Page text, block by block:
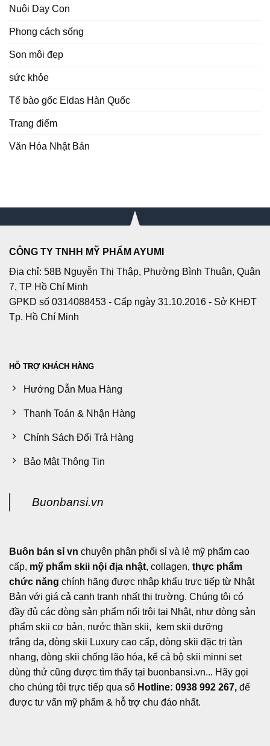
Nuôi Dạy Con
Phong cách sống
Son môi đẹp
sức khỏe
Tế bào gốc Eldas Hàn Quốc
Trang điểm
Văn Hóa Nhật Bản
CÔNG TY TNHH MỸ PHẨM AYUMI
Địa chỉ: 58B Nguyễn Thị Thập, Phường Bình Thuận, Quận
7, TP Hồ Chí Minh
GPKD số 0314088453 - Cấp ngày 31.10.2016 - Sở KHĐT
Tp. Hồ Chí Minh
HỖ TRỢ KHÁCH HÀNG
Hướng Dẫn Mua Hàng
Thanh Toán & Nhận Hàng
Chính Sách Đổi Trả Hàng
Bảo Mật Thông Tin
Buonbansi.vn
Buôn bán sỉ vn chuyên phân phối sỉ và lẻ mỹ phẩm cao
cấp, mỹ phẩm skii nội địa nhật, collagen, thực phẩm
chức năng chính hãng được nhập khẩu trực tiếp từ Nhật
Bản với giá cả cạnh tranh nhất thị trường. Chúng tôi có
đầy đủ các dòng sản phẩm nổi trội tại Nhật, như dòng sản
phẩm skii cơ bản, nước thần skii, kem skii dưỡng
trắng da, dòng skii Luxury cao cấp, dòng skii đặc trị tàn
nhang, dòng skii chống lão hóa, kể cả bộ skii minni set
dùng thử cũng được tìm thấy tại buonbansi.vn... Hãy gọi
cho chúng tôi trực tiếp qua số Hotline: 0938 992 267, để
được tư vấn mỹ phẩm & hỗ trợ chu đáo nhất.